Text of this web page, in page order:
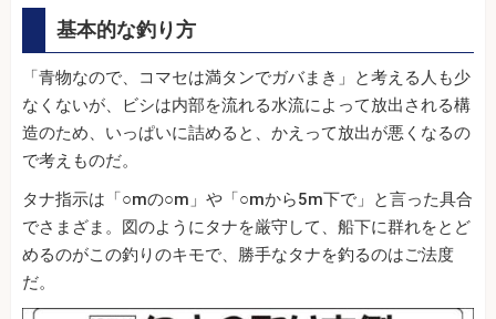
基本的な釣り方
「青物なので、コマセは満タンでガバまき」と考える人も少
なくないが、ビシは内部を流れる水流によって放出される構
造のため、いっぱいに詰めると、かえって放出が悪くなるの
で考えものだ。
タナ指示は「○mの○m」や「○mから5m下で」と言った具合
でさまざま。図のようにタナを厳守して、船下に群れをとど
めるのがこの釣りのキモで、勝手なタナを釣るのはご法度
だ。